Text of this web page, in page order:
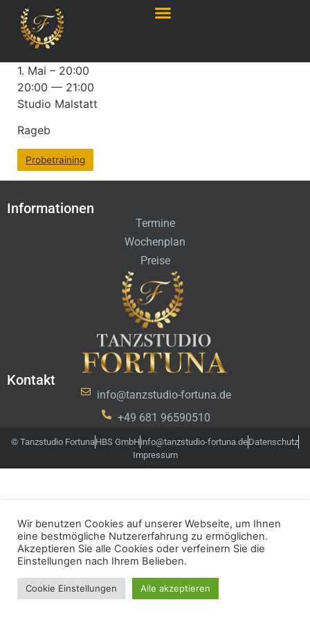
1. Mai – 20:00
20:00 — 21:00
Studio Malstatt
Rageb
Probetraining
Informationen
Termine
Wochenplan
Preise
Kontakt
info@tanzstudio-fortuna.de
+49 681 96590510
© Tanzstudio FortunaHBS GmbHinfo@tanzstudio-fortuna.deDatenschutz
Impressum
Wir benutzen Cookies auf unserer Webseite, um Ihnen
eine bestmögliche Nutzererfahrung zu ermöglichen.
Akzeptieren Sie alle Cookies oder verfeinern Sie die
Einstellungen nach Ihrem Belieben.
Cookie Einstellungen Alle akzeptieren